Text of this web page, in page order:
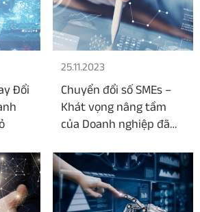
Đổi
25.11.2023
Chuyển đổi số SMEs –
Khát vọng nâng tầm
của Doanh nghiệp đã